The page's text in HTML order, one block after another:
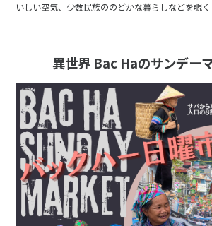
いしい空気、少数民族ののどかな暮らしなどを覗く
異世界 Bac Haのサンデー